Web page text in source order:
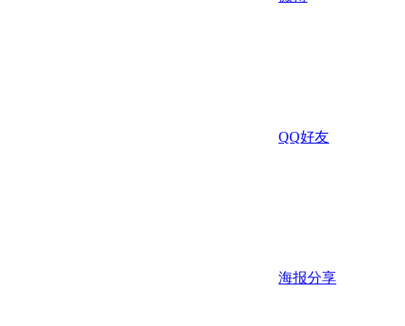
QQ好友
海报分享